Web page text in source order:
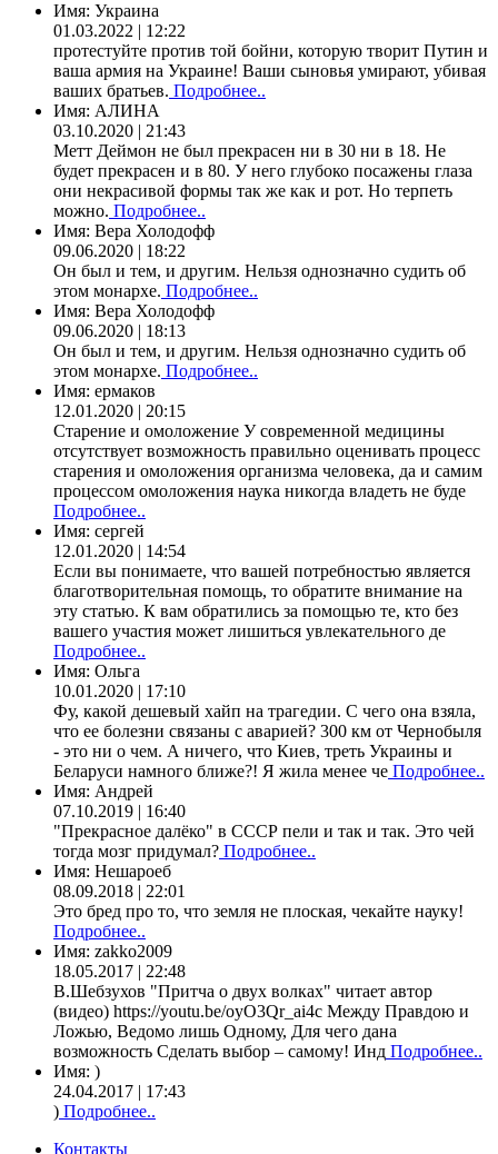
Имя: Украина
01.03.2022 | 12:22
протестуйте против той бойни, которую творит Путин и
ваша армия на Украине! Ваши сыновья умирают, убивая
ваших братьев. Подробнее..
Имя: АЛИНА
03.10.2020 | 21:43
Метт Деймон не был прекрасен ни в 30 ни в 18. Не
будет прекрасен и в 80. У него глубоко посажены глаза
они некрасивой формы так же как и рот. Но терпеть
можно. Подробнее..
Имя: Вера Холодофф
09.06.2020 | 18:22
Он был и тем, и другим. Нельзя однозначно судить об
этом монархе. Подробнее..
Имя: Вера Холодофф
09.06.2020 | 18:13
Он был и тем, и другим. Нельзя однозначно судить об
этом монархе. Подробнее..
Имя: ермаков
12.01.2020 | 20:15
Старение и омоложение У современной медицины
отсутствует возможность правильно оценивать процесс
старения и омоложения организма человека, да и самим
процессом омоложения наука никогда владеть не буде
Подробнее..
Имя: сергей
12.01.2020 | 14:54
Если вы понимаете, что вашей потребностью является
благотворительная помощь, то обратите внимание на
эту статью. К вам обратились за помощью те, кто без
вашего участия может лишиться увлекательного де
Подробнее..
Имя: Ольга
10.01.2020 | 17:10
Фу, какой дешевый хайп на трагедии. С чего она взяла,
что ее болезни связаны с аварией? 300 км от Чернобыля
- это ни о чем. А ничего, что Киев, треть Украины и
Беларуси намного ближе?! Я жила менее че Подробнее..
Имя: Андрей
07.10.2019 | 16:40
"Прекрасное далёко" в СССР пели и так и так. Это чей
тогда мозг придумал? Подробнее..
Имя: Нешароеб
08.09.2018 | 22:01
Это бред про то, что земля не плоская, чекайте науку!
Подробнее..
Имя: zakko2009
18.05.2017 | 22:48
В.Шебзухов "Притча о двух волках" читает автор
(видео) https://youtu.be/oyO3Qr_ai4c Между Правдою и
Ложью, Ведомо лишь Одному, Для чего дана
возможность Сделать выбор – самому! Инд Подробнее..
Имя: )
24.04.2017 | 17:43
) Подробнее..
Контакты